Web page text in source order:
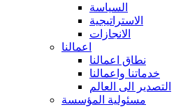
السياسة
الاستراتيجية
الانجازات
اعمالنا
نطاق اعمالنا
خدماتنا واعمالنا
التصدير الى العالم
مسئولية المؤسسة